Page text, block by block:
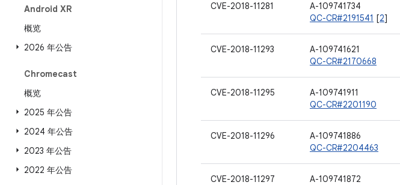
Android XR
概览
2026 年公告
Chromecast
概览
2025 年公告
2024 年公告
2023 年公告
2022 年公告
CVE-2018-11281
A-109741734
QC-CR#2191541 [2]
CVE-2018-11293
A-109741621
QC-CR#2170668
CVE-2018-11295
A-109741911
QC-CR#2201190
CVE-2018-11296
A-109741886
QC-CR#2204463
CVE-2018-11297
A-109741872